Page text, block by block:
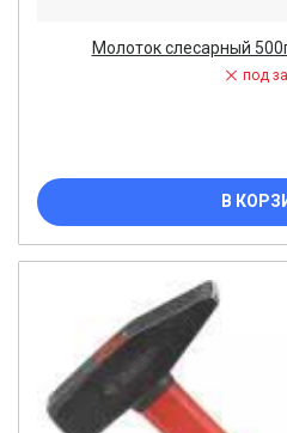
Молоток слесарный
под
В